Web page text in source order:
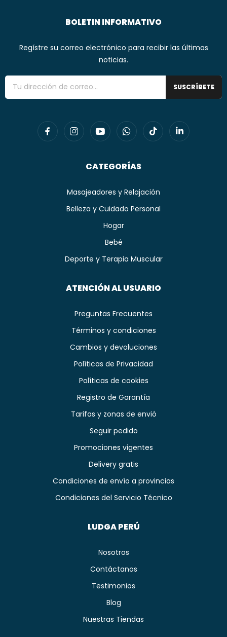
BOLETIN INFORMATIVO
Regístre su correo electrónico para recibir las últimas
noticias.
SUSCRÍBETE
CATEGORÍAS
Masajeadores y Relajación
Belleza y Cuidado Personal
Hogar
Bebé
Deporte y Terapia Muscular
ATENCIÓN AL USUARIO
Preguntas Frecuentes
Términos y condiciones
Cambios y devoluciones
Políticas de Privacidad
Políticas de cookies
Registro de Garantía
Tarifas y zonas de envió
Seguir pedido
Promociones vigentes
Delivery gratis
Condiciones de envío a provincias
Condiciones del Servicio Técnico
LUDGA PERÚ
Nosotros
Contáctanos
Testimonios
Blog
Nuestras Tiendas